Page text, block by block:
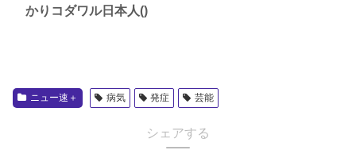
かりコダワル日本人()
ニュー速＋ 病気 発症 芸能
シェアする